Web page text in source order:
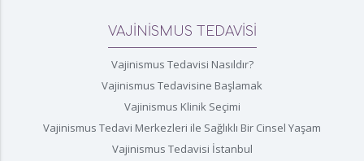
VAJİNİSMUS TEDAVİSİ
Vajinismus Tedavisi Nasıldır?
Vajinismus Tedavisine Başlamak
Vajinismus Klinik Seçimi
Vajinismus Tedavi Merkezleri ile Sağlıklı Bir Cinsel Yaşam
Vajinismus Tedavisi İstanbul